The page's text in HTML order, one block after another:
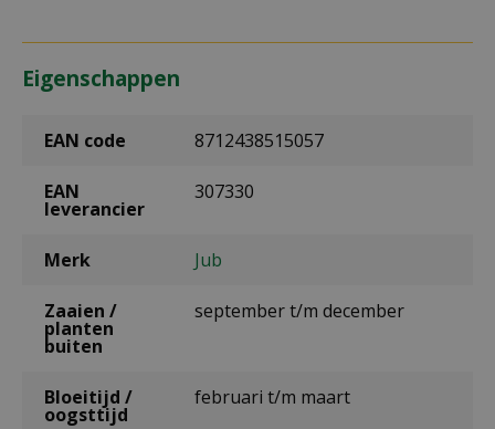
Eigenschappen
EAN code 8712438515057
EAN
leverancier
307330
Merk Jub
Zaaien /
planten
buiten
september t/m december
Bloeitijd /
oogsttijd
februari t/m maart